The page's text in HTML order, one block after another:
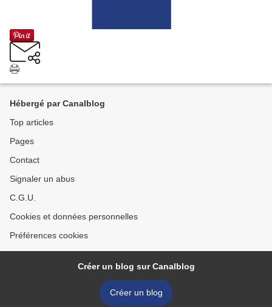
Hébergé par Canalblog
Top articles
Pages
Contact
Signaler un abus
C.G.U.
Cookies et données personnelles
Préférences cookies
Créer un blog sur Canalblog
Créer un blog